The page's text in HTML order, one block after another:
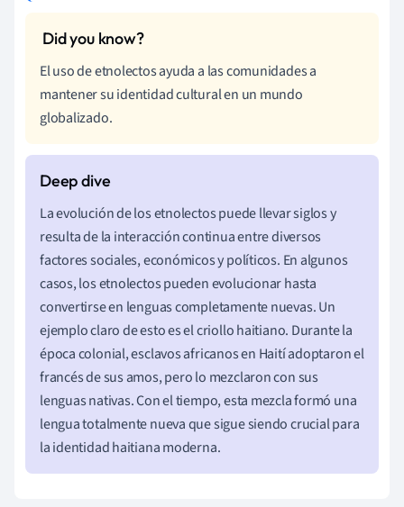
El uso de etnolectos ayuda a las comunidades a
mantener su identidad cultural en un mundo
globalizado.
La evolución de los etnolectos puede llevar siglos y
resulta de la interacción continua entre diversos
factores sociales, económicos y políticos. En algunos
casos, los etnolectos pueden evolucionar hasta
convertirse en lenguas completamente nuevas. Un
ejemplo claro de esto es el criollo haitiano. Durante la
época colonial, esclavos africanos en Haití adoptaron el
francés de sus amos, pero lo mezclaron con sus
lenguas nativas. Con el tiempo, esta mezcla formó una
lengua totalmente nueva que sigue siendo crucial para
la identidad haitiana moderna.